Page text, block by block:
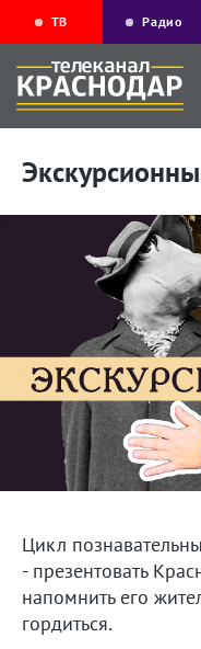
ТВ Радио
Цикл
- презентовать
напомнить его
гордиться.